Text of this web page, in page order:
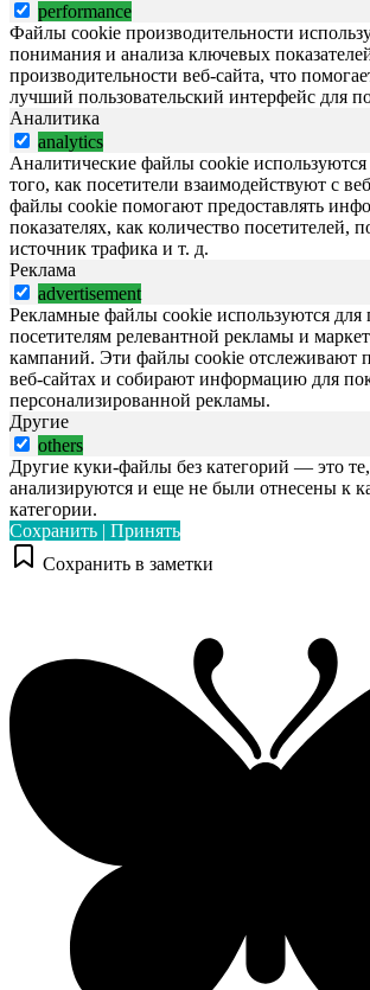
performance
Файлы cookie производительности
понимания и анализа ключевых
производительности веб-сайта, что
лучший пользовательский интерфейс для
Аналитика
analytics
Аналитические файлы cookie
того, как посетители взаимодействуют с
файлы cookie помогают предоставлять
показателях, как количество посетителей,
источник трафика и т. д.
Реклама
advertisement
Рекламные файлы cookie используются для
посетителям релевантной рекламы и
кампаний. Эти файлы cookie отслеживают
веб-сайтах и собирают информацию для
персонализированной рекламы.
Другие
others
Другие куки-файлы без категорий — это
анализируются и еще не были отнесены к
категории.
Сохранить | Принять
Сохранить в заметки